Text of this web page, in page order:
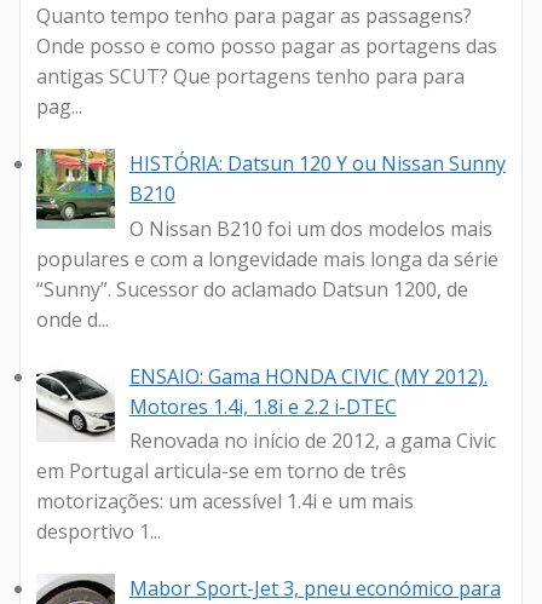
Quanto tempo tenho para pagar as passagens?
Onde posso e como posso pagar as portagens das
antigas SCUT? Que portagens tenho para para
pag...
HISTÓRIA: Datsun 120 Y ou Nissan Sunny
B210
O Nissan B210 foi um dos modelos mais
populares e com a longevidade mais longa da série
“Sunny”. Sucessor do aclamado Datsun 1200, de
onde d...
ENSAIO: Gama HONDA CIVIC (MY 2012).
Motores 1.4i, 1.8i e 2.2 i-DTEC
Renovada no início de 2012, a gama Civic
em Portugal articula-se em torno de três
motorizações: um acessível 1.4i e um mais
desportivo 1...
Mabor Sport-Jet 3, pneu económico para